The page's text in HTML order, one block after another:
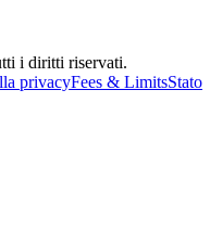
i diritti riservati.
privacyFees & LimitsStato